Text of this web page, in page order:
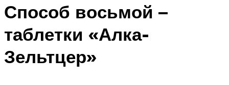
Способ восьмой –
таблетки «Алка-
Зельтцер»